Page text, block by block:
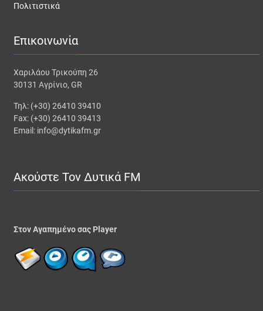
Πολιτιστικά
Επικοινωνία
Χαριλάου Τρικούπη 26
30131 Αγρίνιο, GR
Τηλ: (+30) 26410 39410
Fax: (+30) 26410 39413
Email: info@dytikafm.gr
Ακούστε Τον Δυτικά FM
Στον Αγαπημένο σας Player